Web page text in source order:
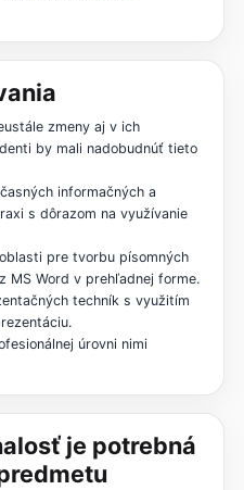
zmeny aj v ich
by mali nadobudnúť tieto
informačných a
s dôrazom na využívanie
pre tvorbu písomných
MS Word v prehľadnej forme.
techník s využitím
úrovni nimi
je potrebná